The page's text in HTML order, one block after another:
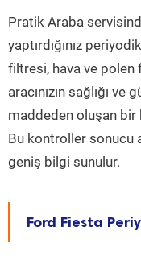
Pratik Araba
yaptırdığınız
filtresi, hava ve polen
aracınızın sağlığı
maddeden oluşan bir
Bu kontroller sonucu
geniş bilgi sunulur.
Ford Fiesta